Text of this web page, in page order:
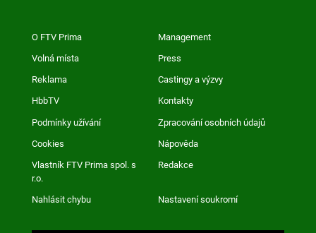
O FTV Prima Management
Volná místa Press
Reklama Castingy a výzvy
HbbTV Kontakty
Podmínky užívání Zpracování osobních údajů
Cookies Nápověda
Vlastník FTV Prima spol. s
r.o.
Redakce
Nahlásit chybu Nastavení soukromí